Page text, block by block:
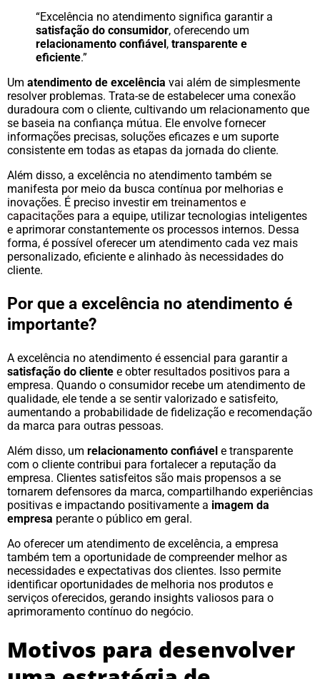
“Excelência no atendimento significa garantir a
satisfação do consumidor, oferecendo um
relacionamento confiável, transparente e
eficiente.”
Um atendimento de excelência vai além de simplesmente
resolver problemas. Trata-se de estabelecer uma conexão
duradoura com o cliente, cultivando um relacionamento que
se baseia na confiança mútua. Ele envolve fornecer
informações precisas, soluções eficazes e um suporte
consistente em todas as etapas da jornada do cliente.
Além disso, a excelência no atendimento também se
manifesta por meio da busca contínua por melhorias e
inovações. É preciso investir em treinamentos e
capacitações para a equipe, utilizar tecnologias inteligentes
e aprimorar constantemente os processos internos. Dessa
forma, é possível oferecer um atendimento cada vez mais
personalizado, eficiente e alinhado às necessidades do
cliente.
Por que a excelência no atendimento é
importante?
A excelência no atendimento é essencial para garantir a
satisfação do cliente e obter resultados positivos para a
empresa. Quando o consumidor recebe um atendimento de
qualidade, ele tende a se sentir valorizado e satisfeito,
aumentando a probabilidade de fidelização e recomendação
da marca para outras pessoas.
Além disso, um relacionamento confiável e transparente
com o cliente contribui para fortalecer a reputação da
empresa. Clientes satisfeitos são mais propensos a se
tornarem defensores da marca, compartilhando experiências
positivas e impactando positivamente a imagem da
empresa perante o público em geral.
Ao oferecer um atendimento de excelência, a empresa
também tem a oportunidade de compreender melhor as
necessidades e expectativas dos clientes. Isso permite
identificar oportunidades de melhoria nos produtos e
serviços oferecidos, gerando insights valiosos para o
aprimoramento contínuo do negócio.
Motivos para desenvolver